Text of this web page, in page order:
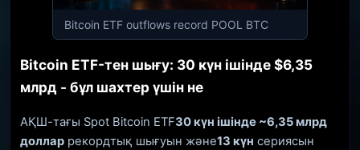
Bitcoin ETF outflows record POOL BTC
Bitcoin ETF-тен шығу: 30 күн ішінде $6,35
млрд - бұл шахтер үшін не
АҚШ-тағы Spot Bitcoin ETF30 күн ішінде ~6,35 млрд
доллар рекордтық шығуын және13 күн сериясын